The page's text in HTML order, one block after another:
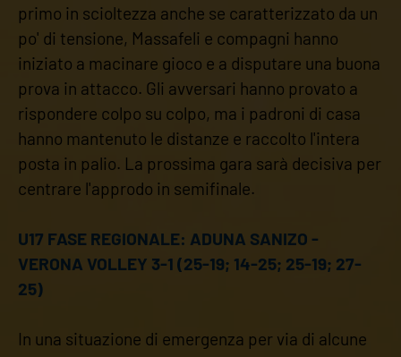
primo in scioltezza anche se caratterizzato da un
po' di tensione, Massafeli e compagni hanno
iniziato a macinare gioco e a disputare una buona
prova in attacco. Gli avversari hanno provato a
rispondere colpo su colpo, ma i padroni di casa
hanno mantenuto le distanze e raccolto l'intera
posta in palio. La prossima gara sarà decisiva per
centrare l'approdo in semifinale.
U17 FASE REGIONALE: ADUNA SANIZO -
VERONA VOLLEY 3-1 (25-19; 14-25; 25-19; 27-
25)
In una situazione di emergenza per via di alcune